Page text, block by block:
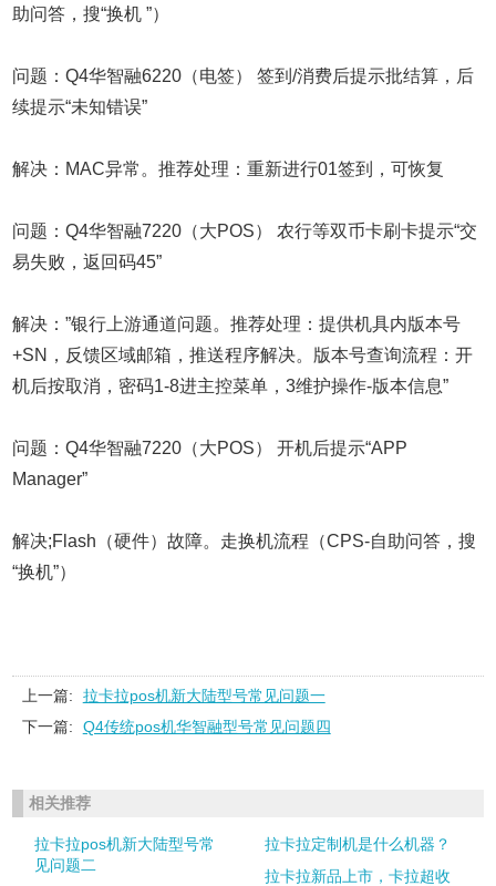
助问答，搜“换机 ”）
问题：Q4华智融6220（电签） 签到/消费后提示批结算，后
续提示“未知错误”
解决：MAC异常。推荐处理：重新进行01签到，可恢复
问题：Q4华智融7220（大POS） 农行等双币卡刷卡提示“交
易失败，返回码45”
解决：”银行上游通道问题。推荐处理：提供机具内版本号
+SN，反馈区域邮箱，推送程序解决。版本号查询流程：开
机后按取消，密码1-8进主控菜单，3维护操作-版本信息”
问题：Q4华智融7220（大POS） 开机后提示“APP
Manager”
解决;Flash（硬件）故障。走换机流程（CPS-自助问答，搜
“换机”）
上一篇:
拉卡拉pos机新大陆型号常见问题一
下一篇:
Q4传统pos机华智融型号常见问题四
相关推荐
拉卡拉pos机新大陆型号常
见问题二
拉卡拉定制机是什么机器？
拉卡拉新品上市，卡拉超收